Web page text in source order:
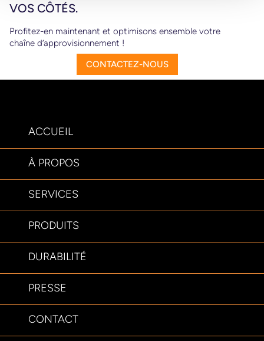
VOS CÔTÉS.
Profitez-en maintenant et optimisons ensemble votre
chaîne d’approvisionnement !
CONTACTEZ-NOUS
ACCUEIL
À PROPOS
SERVICES
PRODUITS
DURABILITÉ
PRESSE
CONTACT